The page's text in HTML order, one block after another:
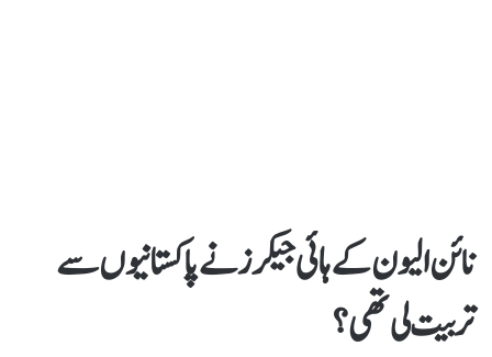
نائن الیون کے ہائی جیکرز نے پاکستانیوں سے
تربیت لی تھی؟